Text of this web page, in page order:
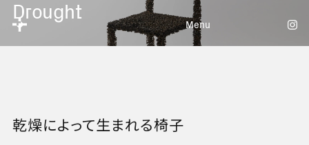
Menu
Drought
乾燥によって生まれる椅子